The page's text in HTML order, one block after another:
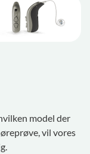
model der
vil vores